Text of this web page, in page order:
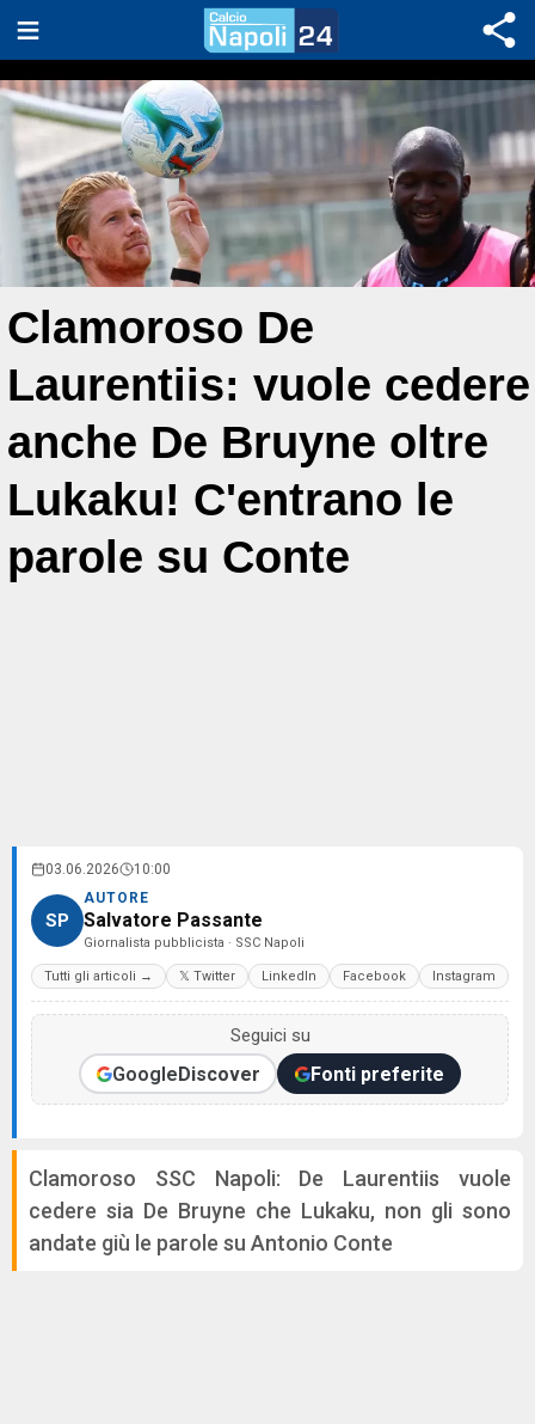
Clamoroso De
Laurentiis: vuole cedere
anche De Bruyne oltre
Lukaku! C'entrano le
parole su Conte
03.06.2026 10:00
SP
AUTORE
Salvatore Passante
Giornalista pubblicista · SSC Napoli
Tutti gli articoli → 𝕏 Twitter LinkedIn Facebook Instagram
Seguici su
GoogleDiscover Fonti preferite
Clamoroso SSC Napoli: De Laurentiis vuole
cedere sia De Bruyne che Lukaku, non gli sono
andate giù le parole su Antonio Conte